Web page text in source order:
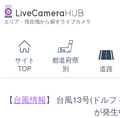
エリア・現在地から探すライブカメラ
サイト
TOP
都道府県
別
道路
【台風情報】 台風13号(ドル
が発生